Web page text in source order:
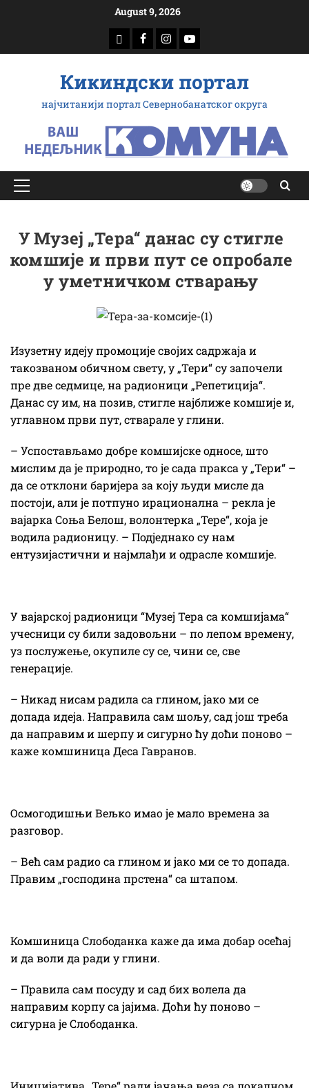
August 9, 2026
доwнлоад
Фацебоок
Инстаграм
Yоутубе
Кикиндски портал
најчитанији портал Севернобанатског округа
Примарy
У Музеј „Тера“ данас су стигле
комшије и први пут се опробале
у уметничком стварању
Изузетну идеју промоције својих садржаја и
такозваном обичном свету, у „Тери“ су започели
пре две седмице, на радионици „Репетиција“.
Данас су им, на позив, стигле најближе комшије и,
углавном први пут, стварале у глини.
– Успостављамо добре комшијске односе, што
мислим да је природно, то је сада пракса у „Тери“ –
да се отклони баријера за коју људи мисле да
постоји, али је потпуно ирационална – рекла је
вајарка Соња Белош, волонтерка „Тере“, која је
водила радионицу. – Подједнако су нам
ентузијастични и најмлађи и одрасле комшије.
У вајарској радионици “Музеј Тера са комшијама“
учесници су били задовољни – по лепом времену,
уз послужење, окупиле су се, чини се, све
генерације.
– Никад нисам радила са глином, јако ми се
допада идеја. Направила сам шољу, сад још треба
да направим и шерпу и сигурно ћу доћи поново –
каже комшиница Деса Гавранов.
Осмогодишњи Вељко имао је мало времена за
разговор.
– Већ сам радио са глином и јако ми се то допада.
Правим „господина прстена“ са штапом.
Комшиница Слободанка каже да има добар осећај
и да воли да ради у глини.
– Правила сам посуду и сад бих волела да
направим корпу са јајима. Доћи ћу поново –
сигурна је Слободанка.